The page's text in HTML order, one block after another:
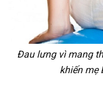
Đau lưng vì mang
khiến mẹ